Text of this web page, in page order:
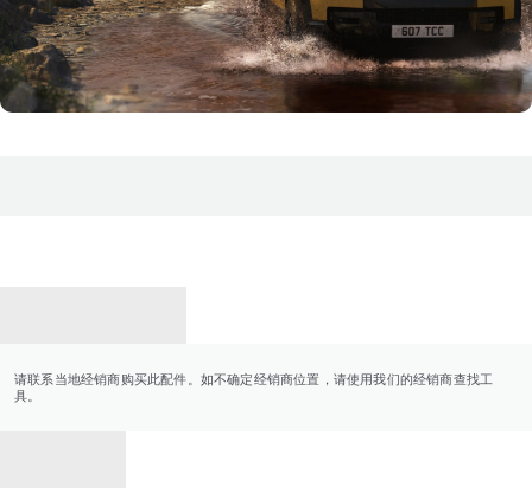
请联系当地经销商购买此配件。如不确定经销商位置，请使用我们的经销商查找工
具。